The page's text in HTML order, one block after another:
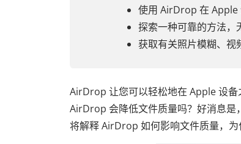
使用 AirDrop 在 Apple
探索一种可靠的方法，
获取有关照片模糊、视
AirDrop 让您可以轻松地在 Apple 设
AirDrop 会降低文件质量吗？好消息
将解释 AirDrop 如何影响文件质量，